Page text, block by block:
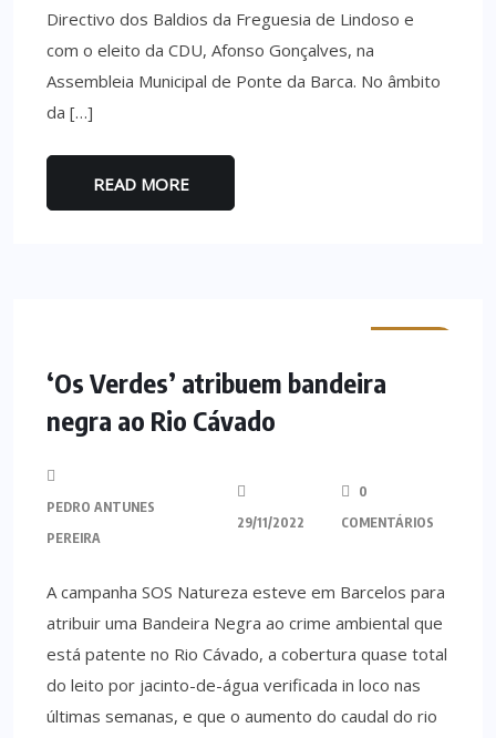
Directivo dos Baldios da Freguesia de Lindoso e
com o eleito da CDU, Afonso Gonçalves, na
Assembleia Municipal de Ponte da Barca. No âmbito
da […]
READ MORE
‘Os Verdes’ atribuem bandeira
negra ao Rio Cávado
PEDRO ANTUNES
PEREIRA
29/11/2022
0
COMENTÁRIOS
A campanha SOS Natureza esteve em Barcelos para
atribuir uma Bandeira Negra ao crime ambiental que
está patente no Rio Cávado, a cobertura quase total
do leito por jacinto-de-água verificada in loco nas
últimas semanas, e que o aumento do caudal do rio